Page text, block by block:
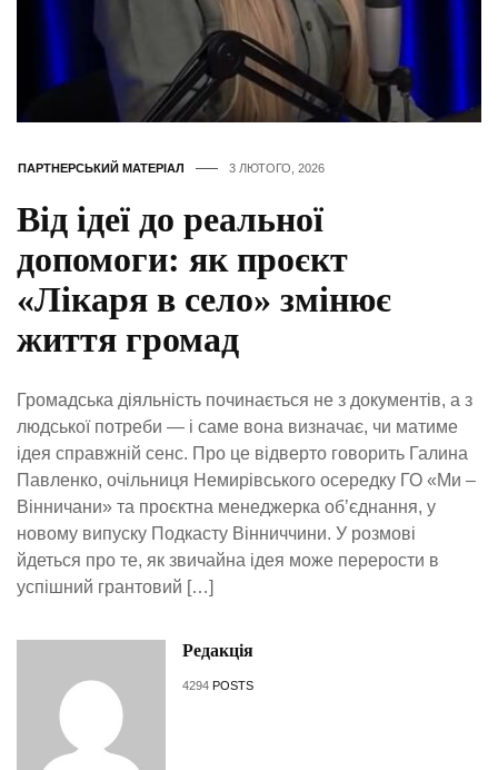
ПАРТНЕРСЬКИЙ МАТЕРІАЛ 3 ЛЮТОГО, 2026
Від ідеї до реальної
допомоги: як проєкт
«Лікаря в село» змінює
життя громад
Громадська діяльність починається не з документів, а з
людської потреби — і саме вона визначає, чи матиме
ідея справжній сенс. Про це відверто говорить Галина
Павленко, очільниця Немирівського осередку ГО «Ми –
Вінничани» та проєктна менеджерка об’єднання, у
новому випуску Подкасту Вінниччини. У розмові
йдеться про те, як звичайна ідея може перерости в
успішний грантовий […]
Редакція
4294 POSTS